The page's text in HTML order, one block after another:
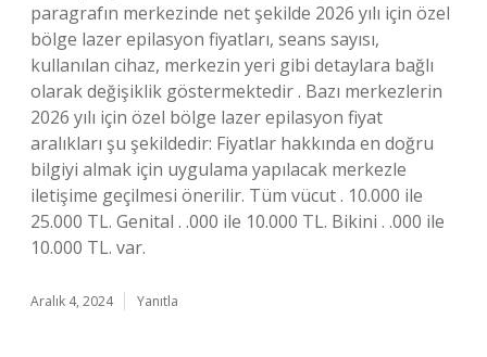
paragrafın merkezinde net şekilde 2026 yılı için özel
bölge lazer epilasyon fiyatları, seans sayısı,
kullanılan cihaz, merkezin yeri gibi detaylara bağlı
olarak değişiklik göstermektedir . Bazı merkezlerin
2026 yılı için özel bölge lazer epilasyon fiyat
aralıkları şu şekildedir: Fiyatlar hakkında en doğru
bilgiyi almak için uygulama yapılacak merkezle
iletişime geçilmesi önerilir. Tüm vücut . 10.000 ile
25.000 TL. Genital . .000 ile 10.000 TL. Bikini . .000 ile
10.000 TL. var.
Aralık 4, 2024 Yanıtla